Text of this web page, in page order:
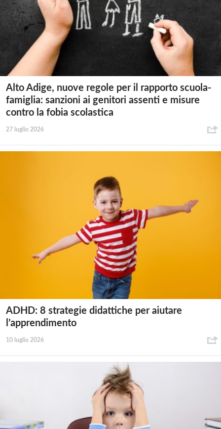
Alto Adige, nuove regole per il rapporto scuola-
famiglia: sanzioni ai genitori assenti e misure
contro la fobia scolastica
27 luglio 2026
ADHD: 8 strategie didattiche per aiutare
l’apprendimento
10 luglio 2026